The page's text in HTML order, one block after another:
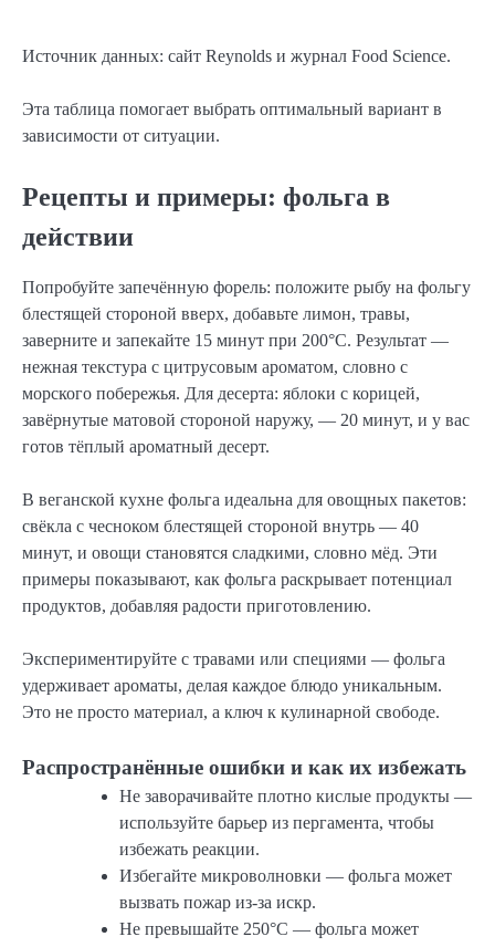
Источник данных: сайт Reynolds и журнал Food Science.
Эта таблица помогает выбрать оптимальный вариант в
зависимости от ситуации.
Рецепты и примеры: фольга в
действии
Попробуйте запечённую форель: положите рыбу на фольгу
блестящей стороной вверх, добавьте лимон, травы,
заверните и запекайте 15 минут при 200°C. Результат —
нежная текстура с цитрусовым ароматом, словно с
морского побережья. Для десерта: яблоки с корицей,
завёрнутые матовой стороной наружу, — 20 минут, и у вас
готов тёплый ароматный десерт.
В веганской кухне фольга идеальна для овощных пакетов:
свёкла с чесноком блестящей стороной внутрь — 40
минут, и овощи становятся сладкими, словно мёд. Эти
примеры показывают, как фольга раскрывает потенциал
продуктов, добавляя радости приготовлению.
Экспериментируйте с травами или специями — фольга
удерживает ароматы, делая каждое блюдо уникальным.
Это не просто материал, а ключ к кулинарной свободе.
Распространённые ошибки и как их избежать
Не заворачивайте плотно кислые продукты —
используйте барьер из пергамента, чтобы
избежать реакции.
Избегайте микроволновки — фольга может
вызвать пожар из-за искр.
Не превышайте 250°C — фольга может